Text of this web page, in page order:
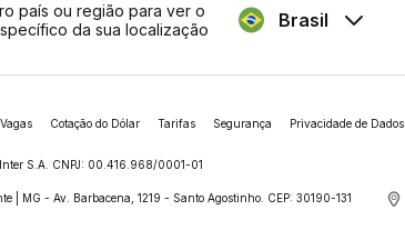
país ou região para ver o
da sua localização
Brasil
Cotação do Dólar Tarifas Segurança Privacidade de Dados
S.A. CNPJ: 00.416.968/0001-01
| MG - Av. Barbacena, 1219 - Santo Agostinho. CEP: 30190-131